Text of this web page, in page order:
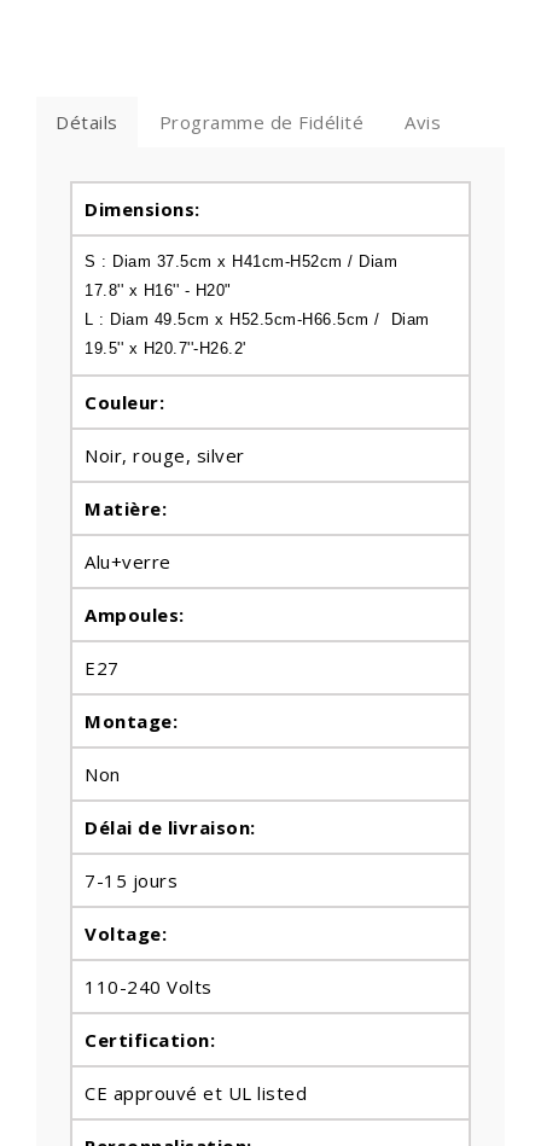
Détails Programme de Fidélité Avis
Dimensions:
S : Diam 37.5cm x H41cm-H52cm / Diam
17.8'' x H16'' - H20"
L : Diam 49.5cm x H52.5cm-H66.5cm / Diam
19.5'' x H20.7''- H26.2'
Couleur:
Noir, rouge, silver
Matière:
Alu+verre
Ampoules:
E27
Montage:
Non
Délai de livraison:
7-15 jours
Voltage:
110-240 Volts
Certification:
CE approuvé et UL listed